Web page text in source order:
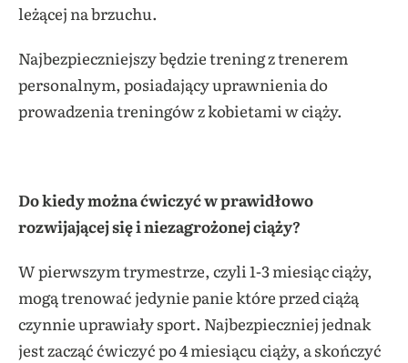
leżącej na brzuchu.
Najbezpieczniejszy będzie trening z trenerem
personalnym, posiadający uprawnienia do
prowadzenia treningów z kobietami w ciąży.
Do kiedy można ćwiczyć w prawidłowo
rozwijającej się i niezagrożonej ciąży?
W pierwszym trymestrze, czyli 1-3 miesiąc ciąży,
mogą trenować jedynie panie które przed ciążą
czynnie uprawiały sport. Najbezpieczniej jednak
jest zacząć ćwiczyć po 4 miesiącu ciąży, a skończyć